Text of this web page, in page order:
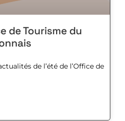
de Tourisme du
de l’été de l’Office de